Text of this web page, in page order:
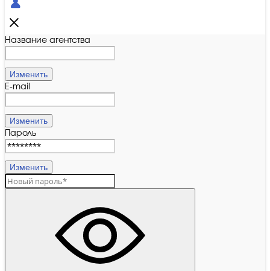
Название агентства
Изменить
E-mail
Изменить
Пароль
Изменить